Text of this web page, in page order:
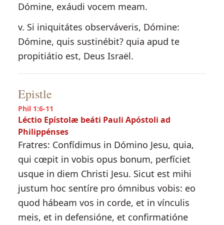
Dómine, exáudi vocem meam.
v. Si iniquitátes observáveris, Dómine:
Dómine, quis sustinébit? quia apud te
propitiátio est, Deus Israël.
Epistle
Phil 1:6-11
Léctio Epístolæ beáti Pauli Apóstoli ad
Philippénses
Fratres: Confídimus in Dómino Jesu, quia,
qui cœpit in vobis opus bonum, perfíciet
usque in diem Christi Jesu. Sicut est mihi
justum hoc sentíre pro ómnibus vobis: eo
quod hábeam vos in corde, et in vínculis
meis, et in defensióne, et confirmatióne